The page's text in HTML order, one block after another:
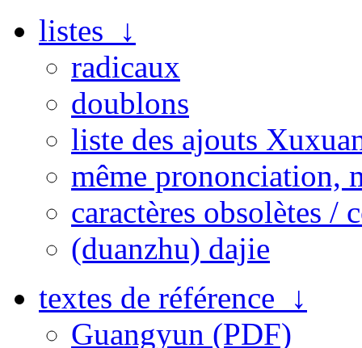
listes ↓
radicaux
doublons
liste des ajouts
même prononciation,
caractères obsolètes /
(duanzhu) dajie
textes de référence ↓
Guangyun (PDF)